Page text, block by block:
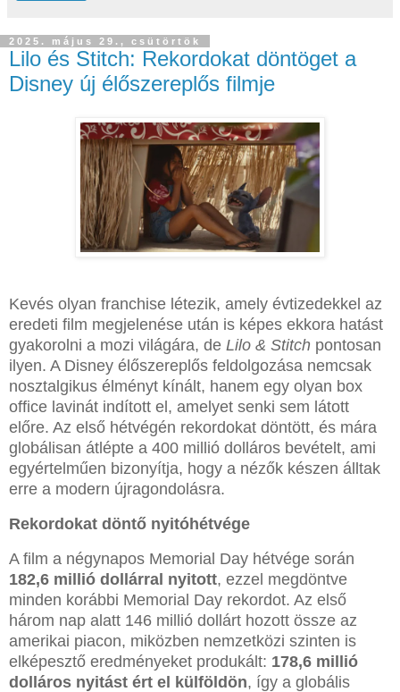
2025. május 29., csütörtök
Lilo és Stitch: Rekordokat döntöget a
Disney új élőszereplős filmje
Kevés olyan franchise létezik, amely évtizedekkel az
eredeti film megjelenése után is képes ekkora hatást
gyakorolni a mozi világára, de Lilo & Stitch pontosan
ilyen. A Disney élőszereplős feldolgozása nemcsak
nosztalgikus élményt kínált, hanem egy olyan box
office lavinát indított el, amelyet senki sem látott
előre. Az első hétvégén rekordokat döntött, és mára
globálisan átlépte a 400 millió dolláros bevételt, ami
egyértelműen bizonyítja, hogy a nézők készen álltak
erre a modern újragondolásra.
Rekordokat döntő nyitóhétvége
A film a négynapos Memorial Day hétvége során
182,6 millió dollárral nyitott, ezzel megdöntve
minden korábbi Memorial Day rekordot. Az első
három nap alatt 146 millió dollárt hozott össze az
amerikai piacon, miközben nemzetközi szinten is
elképesztő eredményeket produkált: 178,6 millió
dolláros nyitást ért el külföldön, így a globális